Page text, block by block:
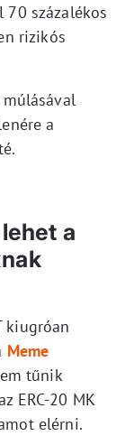
70 százalékos
rizikós
a
a
kiugróan
Meme
tűnik
ERC-20 MK
elérni.